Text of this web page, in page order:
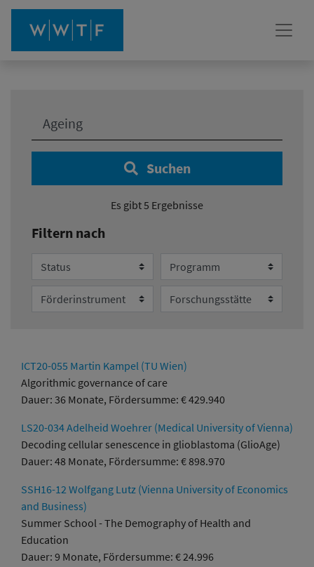
Suchen
Es gibt 5 Ergebnisse
Filtern nach
Status Programm
Förderinstrument Forschungsstätte
ICT20-055 Martin Kampel (TU Wien)
Algorithmic governance of care
Dauer: 36 Monate, Fördersumme: € 429.940
LS20-034 Adelheid Woehrer (Medical University of Vienna)
Decoding cellular senescence in glioblastoma (GlioAge)
Dauer: 48 Monate, Fördersumme: € 898.970
SSH16-12 Wolfgang Lutz (Vienna University of Economics
and Business)
Summer School - The Demography of Health and
Education
Dauer: 9 Monate, Fördersumme: € 24.996